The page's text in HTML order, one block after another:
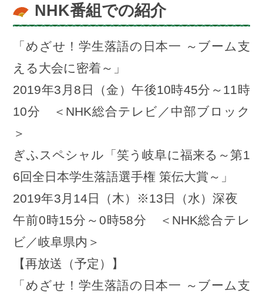
NHK番組での紹介
「めざせ！学生落語の日本一 ～ブーム支
える大会に密着～」
2019年3月8日（金）午後10時45分～11時
10分 ＜NHK総合テレビ／中部ブロック
＞
ぎふスペシャル「笑う岐阜に福来る～第1
6回全日本学生落語選手権 策伝大賞～」
2019年3月14日（木）※13日（水）深夜
午前0時15分～0時58分 ＜NHK総合テレ
ビ／岐阜県内＞
【再放送（予定）】
「めざせ！学生落語の日本一 ～ブーム支